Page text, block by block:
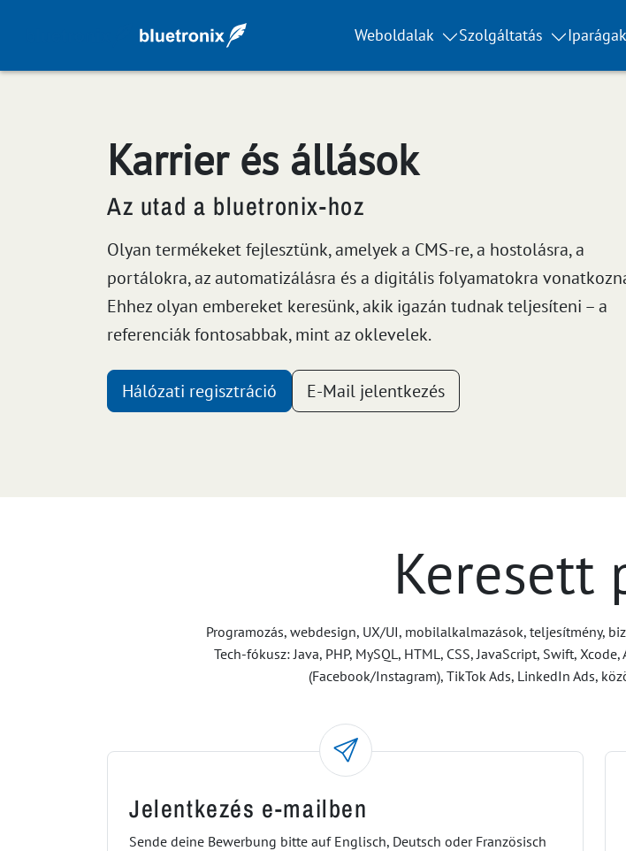
Weboldalak Szolgáltatás Iparágak
Karrier és állások
Az utad a bluetronix-hoz
Olyan termékeket fejlesztünk, amelyek a CMS-re, a hostolásra, a
portálokra, az automatizálásra és a digitális folyamatokra
Ehhez olyan embereket keresünk, akik igazán tudnak teljesíteni – a
referenciák fontosabbak, mint az oklevelek.
Hálózati regisztráció E-Mail jelentkezés
Keresett
Programozás, webdesign, UX/UI, mobilalkalmazások, teljesítmény,
Tech-fókusz: Java, PHP, MySQL, HTML, CSS, JavaScript, Swift,
(Facebook/Instagram), TikTok Ads, LinkedIn Ads,
Jelentkezés e-mailben
Sende deine Bewerbung bitte auf Englisch, Deutsch oder Französisch